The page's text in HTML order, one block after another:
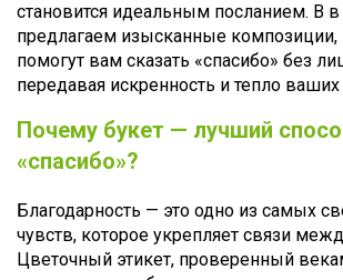
становится идеальным посланием. В
предлагаем изысканные композиции,
помогут вам сказать «спасибо» без
передавая искренность и тепло
Почему букет — лучший
«спасибо»?
Благодарность — это одно из самых
чувств, которое укрепляет связи
Цветочный этикет, проверенный